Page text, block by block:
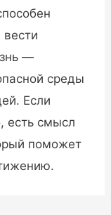
вести
—
среды
Если
есть смысл
поможет